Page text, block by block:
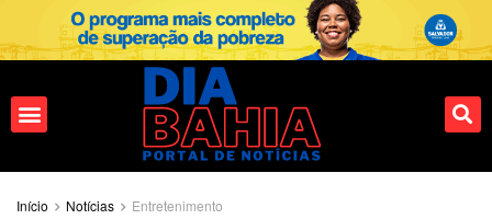
Início Notícias Entretenimento